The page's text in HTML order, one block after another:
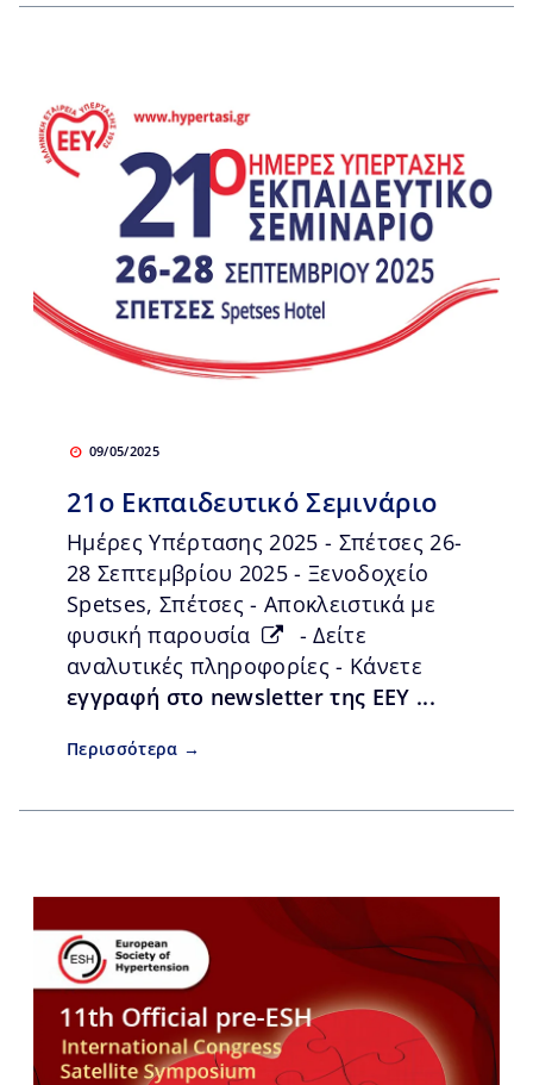
09/05/2025
21ο Εκπαιδευτικό Σεμινάριο
Ημέρες Υπέρτασης 2025 - Σπέτσες 26-
28 Σεπτεμβρίου 2025 - Ξενοδοχείο
Spetses, Σπέτσες - Αποκλειστικά με
φυσική παρουσία
- Δείτε
αναλυτικές πληροφορίες - Κάνετε
εγγραφή στο newsletter της ΕΕΥ ...
Περισσότερα →